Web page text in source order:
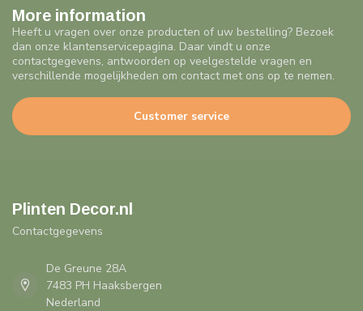
More information
Heeft u vragen over onze producten of uw bestelling? Bezoek
dan onze klantenservicepagina. Daar vindt u onze
contactgegevens, antwoorden op veelgestelde vragen en
verschillende mogelijkheden om contact met ons op te nemen.
Customer service
Plinten Decor.nl
Contactgegevens
De Greune 28A
7483 PH Haaksbergen
Nederland